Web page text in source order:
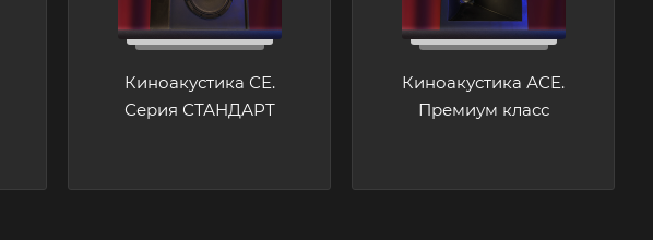
Киноакустика СЕ.
Серия СТАНДАРТ
Киноакустика АСЕ.
Премиум класс